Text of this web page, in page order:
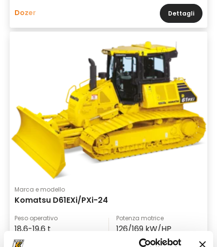
Dozer Dettagli
Marca e modello
Komatsu D61EXi/PXi-24
Peso operativo
18,6-19,6 t
Potenza motrice
126/169 kW/HP